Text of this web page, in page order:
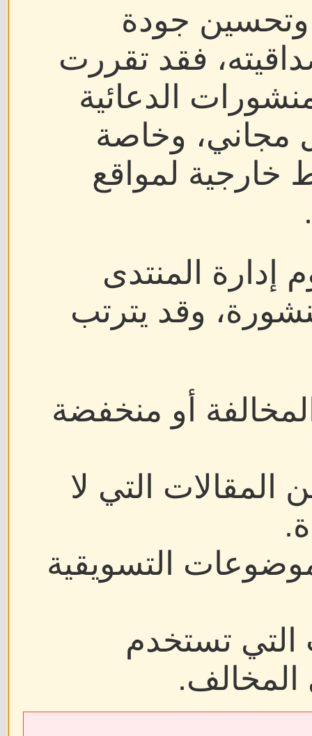
جودة
فقد تقررت
الدعائية
مجاني، وخاصة
خارجية لمواقع
إدارة المنتدى
وقد يترتب
أو منخفضة
المقالات التي لا
التسويقية
تستخدم
المخالف.